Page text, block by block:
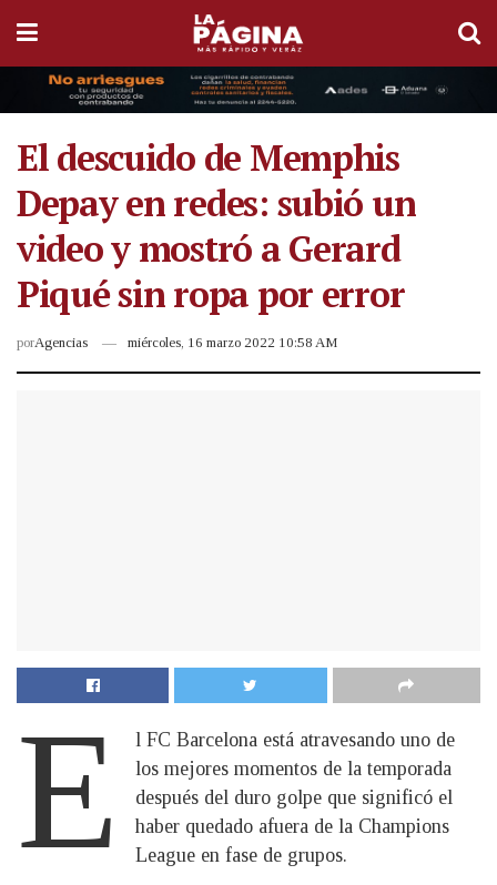
El descuido de Memphis
Depay en redes: subió un
video y mostró a Gerard
Piqué sin ropa por error
porAgencias miércoles, 16 marzo 2022 10:58 AM
E
l FC Barcelona está atravesando uno de
los mejores momentos de la temporada
después del duro golpe que significó el
haber quedado afuera de la Champions
League en fase de grupos.